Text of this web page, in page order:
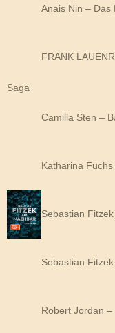
Anais Nin – Das
FRANK
Saga
Camilla Sten –
Katharina
Sebastian
Sebastian
Robert Jordan